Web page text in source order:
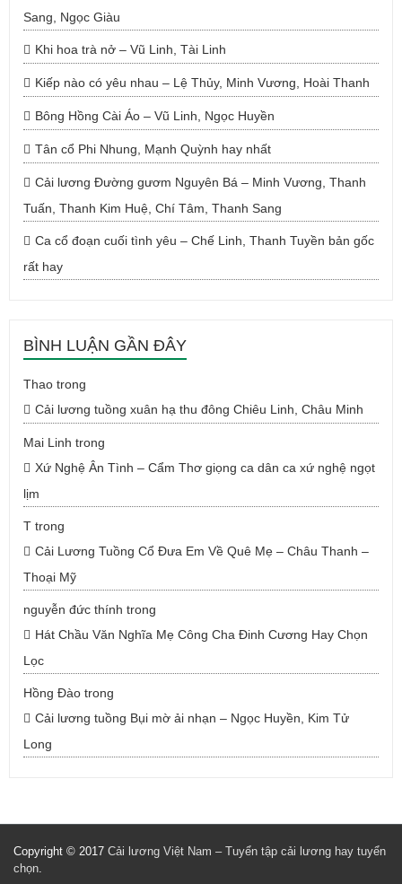
Sang, Ngọc Giàu
Khi hoa trà nở – Vũ Linh, Tài Linh
Kiếp nào có yêu nhau – Lệ Thủy, Minh Vương, Hoài Thanh
Bông Hồng Cài Áo – Vũ Linh, Ngọc Huyền
Tân cổ Phi Nhung, Mạnh Quỳnh hay nhất
Cải lương Đường gươm Nguyên Bá – Minh Vương, Thanh
Tuấn, Thanh Kim Huệ, Chí Tâm, Thanh Sang
Ca cổ đoạn cuối tình yêu – Chế Linh, Thanh Tuyền bản gốc
rất hay
BÌNH LUẬN GẦN ĐÂY
Thao trong
Cải lương tuồng xuân hạ thu đông Chiêu Linh, Châu Minh
Mai Linh trong
Xứ Nghệ Ân Tình – Cẩm Thơ giọng ca dân ca xứ nghệ ngọt
lịm
T trong
Cải Lương Tuồng Cổ Đưa Em Về Quê Mẹ – Châu Thanh –
Thoại Mỹ
nguyễn đức thính trong
Hát Chầu Văn Nghĩa Mẹ Công Cha Đinh Cương Hay Chọn
Lọc
Hồng Đào trong
Cải lương tuồng Bụi mờ ải nhạn – Ngọc Huyền, Kim Tử
Long
Copyright © 2017 Cải lương Việt Nam – Tuyển tập cải lương hay tuyển
chọn.